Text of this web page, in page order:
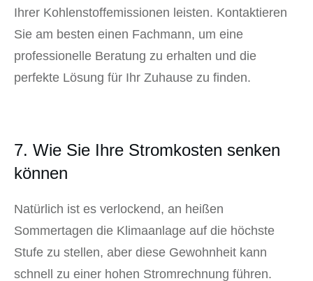
Ihrer Kohlenstoffemissionen leisten. Kontaktieren
Sie am besten einen Fachmann, um eine
professionelle Beratung zu erhalten und die
perfekte Lösung für Ihr Zuhause zu finden.
7. Wie Sie Ihre Stromkosten senken
können
Natürlich ist es verlockend, an heißen
Sommertagen die Klimaanlage auf die höchste
Stufe zu stellen, aber diese Gewohnheit kann
schnell zu einer hohen Stromrechnung führen.